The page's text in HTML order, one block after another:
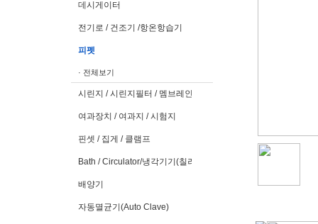
데시게이터
전기로 / 건조기 /항온항습기
피펫
· 전체보기
시린지 / 시린지필터 / 멤브레인필터
여과장치 / 여과지 / 시험지
핀셋 / 집게 / 클램프
Bath / Circulator/냉각기기(칠러)
배양기
자동멸균기(Auto Clave)